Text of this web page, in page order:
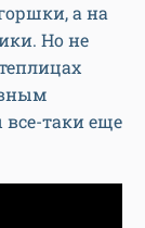
а на
Но не
таки еще